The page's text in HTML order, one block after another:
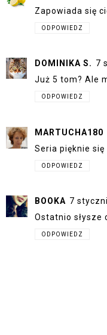
Zapowiada się
ODPOWIEDZ
DOMINIKA S. 7
Już 5 tom? Ale
ODPOWIEDZ
MARTUCHA180
Seria pięknie się
ODPOWIEDZ
BOOKA 7
Ostatnio słysze
ODPOWIEDZ